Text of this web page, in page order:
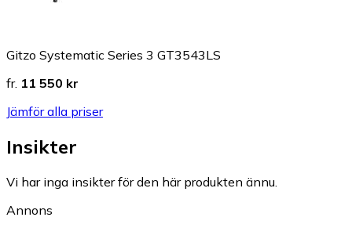
Gitzo Systematic Series 3 GT3543LS
fr. 11 550 kr
Jämför alla priser
Insikter
Vi har inga insikter för den här produkten ännu.
Annons